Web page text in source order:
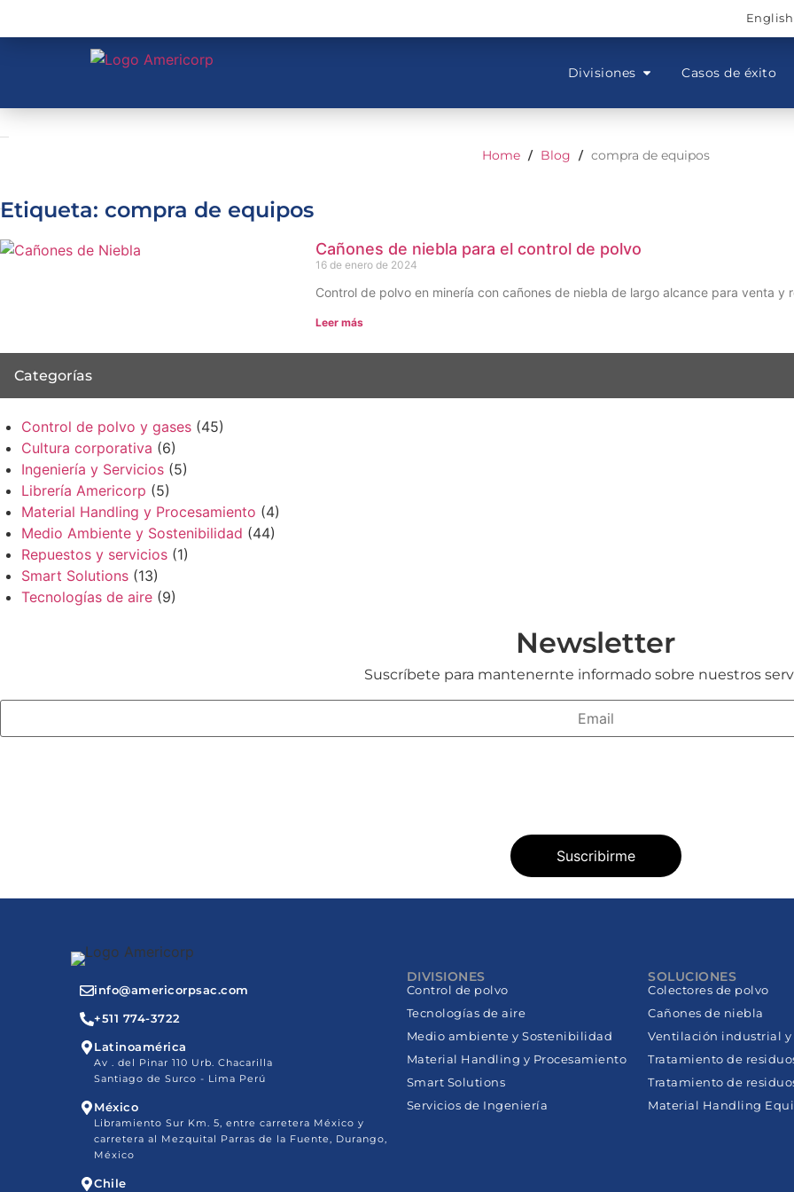
English
Divisiones Casos de éxito
Home / Blog / compra de equipos
Etiqueta: compra de equipos
Cañones de niebla para el control de polvo
16 de enero de 2024
Control de polvo en minería con cañones de niebla de largo alcance para venta y
Leer más
Categorías
Control de polvo y gases (45)
Cultura corporativa (6)
Ingeniería y Servicios (5)
Librería Americorp (5)
Material Handling y Procesamiento (4)
Medio Ambiente y Sostenibilidad (44)
Repuestos y servicios (1)
Smart Solutions (13)
Tecnologías de aire (9)
Newsletter
Suscríbete para mantenernte informado sobre nuestros
info@americorpsac.com
+511 774-3722
Latinoamérica
Av . del Pinar 110 Urb. Chacarilla
Santiago de Surco - Lima Perú
México
Libramiento Sur Km. 5, entre carretera México y
carretera al Mezquital Parras de la Fuente, Durango,
México
Chile
DIVISIONES
Control de polvo
Tecnologías de aire
Medio ambiente y Sostenibilidad
Material Handling y Procesamiento
Smart Solutions
Servicios de Ingeniería
SOLUCIONES
Colectores de polvo
Cañones de niebla
Ventilación industrial y
Tratamiento de
Tratamiento de
Material Handling